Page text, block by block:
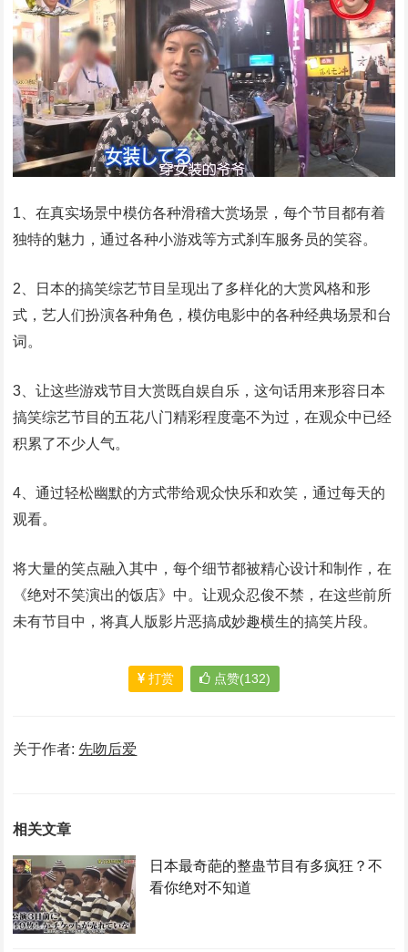
1、在真实场景中模仿各种滑稽大赏场景，每个节目都有着
独特的魅力，通过各种小游戏等方式刹车服务员的笑容。
2、日本的搞笑综艺节目呈现出了多样化的大赏风格和形
式，艺人们扮演各种角色，模仿电影中的各种经典场景和台
词。
3、让这些游戏节目大赏既自娱自乐，这句话用来形容日本
搞笑综艺节目的五花八门精彩程度毫不为过，在观众中已经
积累了不少人气。
4、通过轻松幽默的方式带给观众快乐和欢笑，通过每天的
观看。
将大量的笑点融入其中，每个细节都被精心设计和制作，在
《绝对不笑演出的饭店》中。让观众忍俊不禁，在这些前所
未有节目中，将真人版影片恶搞成妙趣横生的搞笑片段。
打赏 点赞(132)
关于作者: 先吻后爱
相关文章
日本最奇葩的整蛊节目有多疯狂？不
看你绝对不知道